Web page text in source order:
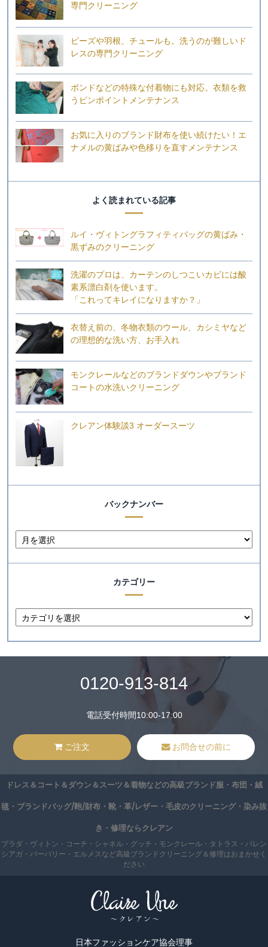
専門クリーニング
ビーズや羽根、チュールも。洗うのが難しいド
レスの専門クリーニング
ボンドなどの特殊な付着物にも対応。衣類を救
うピンポイントメンテナンス
お気に入りのブランド財布を使い続けたい！エ
ナメルの黄ばみや色移りを直すメンテナンス
よく読まれている記事
ルイ・ヴィトングラフィティバッグの黄ばみ・
黒ずみのクリーニング
洗濯のプロは、カーテンのしつこいカビには酸
素系漂白剤を使います。
「これってキレイになりますか？」
衣替え前の、冬物衣類のウール、カシミヤなど
の理想的な洗い方、お手入れ
モンクレールなどのブランドダウンやブランド
コートの水洗いクリーニング
クレアン体験談3 オーダースーツ
バックナンバー
カテゴリー
0120-913-814
電話受付時間10:00-17:00
ご注文 お問合せの前に
ドレス＆コート＆ダウン＆スーツ＆着物などの高級ブランド服・布団・絨
毯・ブランドバッグ/鞄/財布・靴・革/レザー・毛皮のクリーニング・染み抜
き・修理ならクレアン
プラダ・ヴィトン・コーチ・シャネル・グッチ・モンクレール・タトラス・バレン
シアガ・バーバリー・エルメスなど高級ブランドクリーニング＆修理はおまかせく
ださい
日本ファッションケア協会理事